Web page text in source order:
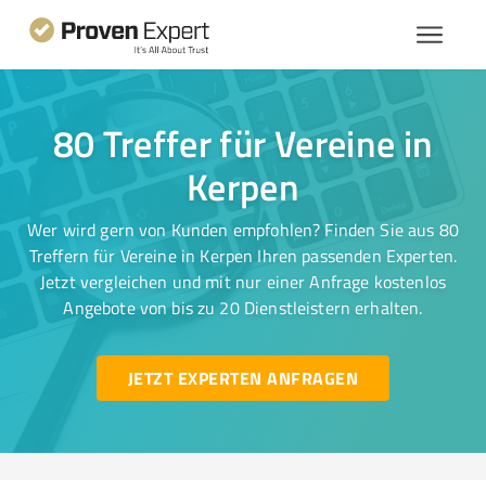
80 Treffer für Vereine in
Kerpen
Wer wird gern von Kunden empfohlen? Finden Sie aus 80
Treffern für Vereine in Kerpen Ihren passenden Experten.
Jetzt vergleichen und mit nur einer Anfrage kostenlos
Angebote von bis zu 20 Dienstleistern erhalten.
JETZT EXPERTEN ANFRAGEN